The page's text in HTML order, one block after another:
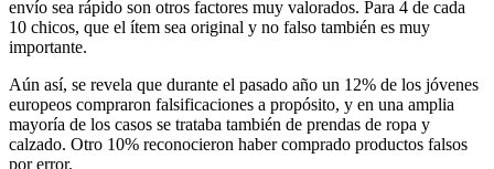
envío sea rápido son otros factores muy valorados. Para 4 de cada
10 chicos, que el ítem sea original y no falso también es muy
importante.
Aún así, se revela que durante el pasado año un 12% de los jóvenes
europeos compraron falsificaciones a propósito, y en una amplia
mayoría de los casos se trataba también de prendas de ropa y
calzado. Otro 10% reconocieron haber comprado productos falsos
por error.